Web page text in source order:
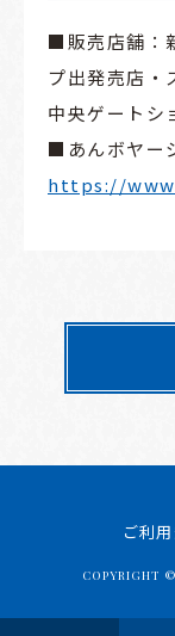
■販売店舗：
プ出発売店・
中央ゲートシ
■あんボヤー
https://
ご利
COPYRIGHT